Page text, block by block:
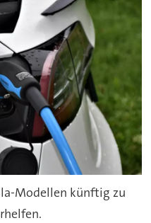
Modellen künftig zu